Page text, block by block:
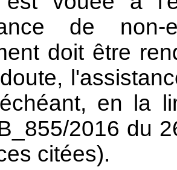
de
doit être
en la
2016 du
citées).